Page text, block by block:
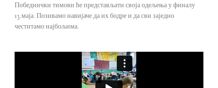
Победнички тимови ће представљати своја одељења у финалу
13.маја. Позивамо навијаче да их бодре и да сви заједно
честитамо најбољима.